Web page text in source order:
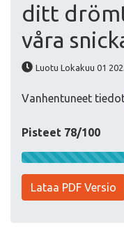
ditt
våra
Luotu Lokakuu 01
Vanhentuneet
Pisteet 78/100
Lataa PDF Versio